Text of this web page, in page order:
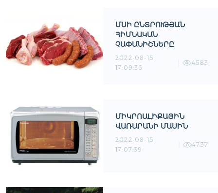
ՄՍԻ ԸՆՏՐՈՒԹՅԱՆ
ՀԻՄՆԱԿԱՆ
ՉԱՓԱՆԻՇՆԵՐԸ
2022-08-15
17:09:36
4583
ՄԻԿՐՈԱԼԻՔԱՅԻՆ
ՎԱՌԱՐԱՆԻ ՄԱՍԻՆ
2022-08-15
17:07:39
4737